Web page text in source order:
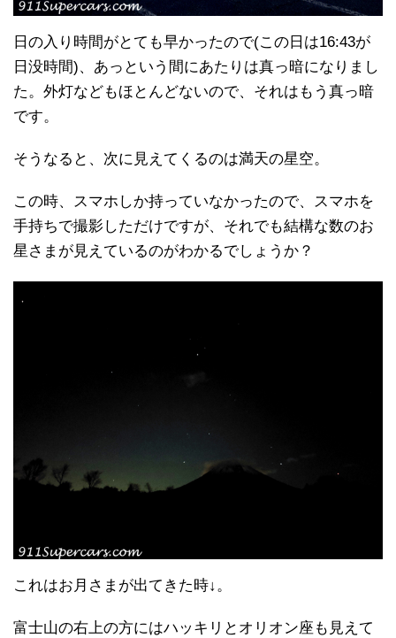
日の入り時間がとても早かったので(この日は16:43が
日没時間)、あっという間にあたりは真っ暗になりまし
た。外灯などもほとんどないので、それはもう真っ暗
です。
そうなると、次に見えてくるのは満天の星空。
この時、スマホしか持っていなかったので、スマホを
手持ちで撮影しただけですが、それでも結構な数のお
星さまが見えているのがわかるでしょうか？
これはお月さまが出てきた時↓。
富士山の右上の方にはハッキリとオリオン座も見えて